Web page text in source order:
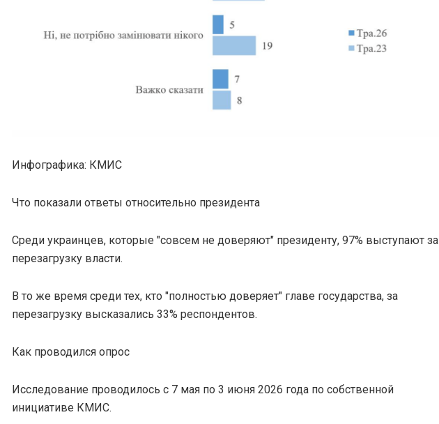
Инфографика: КМИС
Что показали ответы относительно президента
Среди украинцев, которые "совсем не доверяют" президенту, 97% выступают за
перезагрузку власти.
В то же время среди тех, кто "полностью доверяет" главе государства, за
перезагрузку высказались 33% респондентов.
Как проводился опрос
Исследование проводилось с 7 мая по 3 июня 2026 года по собственной
инициативе КМИС.